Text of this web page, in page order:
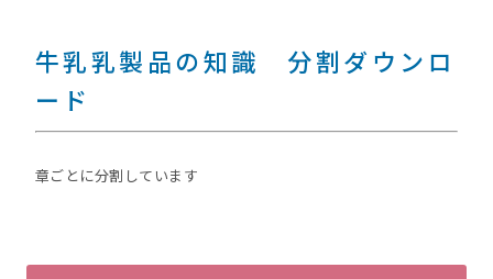
牛乳乳製品の知識 分割ダウンロ
ード
章ごとに分割しています